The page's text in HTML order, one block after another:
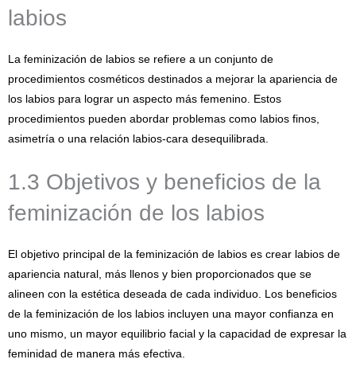
labios
La feminización de labios se refiere a un conjunto de
procedimientos cosméticos destinados a mejorar la apariencia de
los labios para lograr un aspecto más femenino. Estos
procedimientos pueden abordar problemas como labios finos,
asimetría o una relación labios-cara desequilibrada.
1.3 Objetivos y beneficios de la
feminización de los labios
El objetivo principal de la feminización de labios es crear labios de
apariencia natural, más llenos y bien proporcionados que se
alineen con la estética deseada de cada individuo. Los beneficios
de la feminización de los labios incluyen una mayor confianza en
uno mismo, un mayor equilibrio facial y la capacidad de expresar la
feminidad de manera más efectiva.